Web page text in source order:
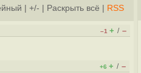
+/- Раскрыть всё RSS
–1 + / –
+6 + / –